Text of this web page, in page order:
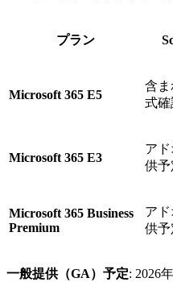
プラン
Microsoft 365 E5
含
式確
Microsoft 365 E3
ア
供予
Microsoft 365 Business
Premium
ア
供予
一般提供（GA）予定: 2026